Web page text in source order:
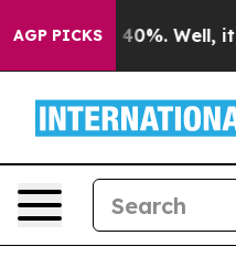
AGP PICKS40%. Well, it Didn’t